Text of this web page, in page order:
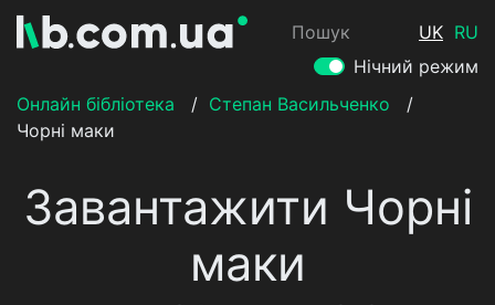
Пошук UK RU
Нічний режим
Онлайн бібліотека
/ Степан Васильченко
/
Чорні маки
Завантажити Чорні
маки